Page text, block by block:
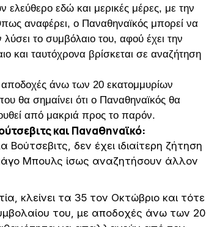
εδώ και μερικές μέρες, με την
αναφέρει, ο Παναθηναϊκός μπορεί να
το συμβόλαιο του, αφού έχει την
και ταυτόχρονα βρίσκεται σε αναζήτηση
αποδοχές άνω των 20 εκατομμυρίων
θα σημαίνει ότι ο Παναθηναϊκός θα
από μακριά προς το παρόν.
και Παναθηναϊκό:
δεν έχει ιδιαίτερη ζήτηση
Μπουλς ίσως αναζητήσουν άλλον
κλείνει τα 35 τον Οκτώβριο και τότε
του, με αποδοχές άνω των 20